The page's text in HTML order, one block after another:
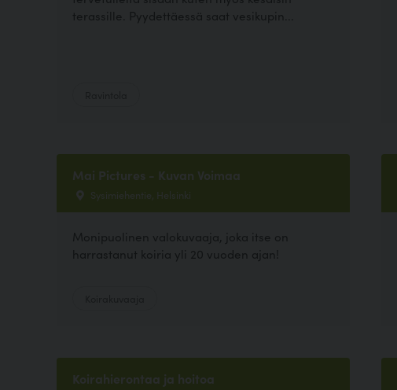
terassille. Pyydettäessä saat vesikupin...
Mai Pictures - Kuvan Voimaa
Sysimiehentie, Helsinki
Monipuolinen valokuvaaja, joka itse on
harrastanut koiria yli 20 vuoden ajan!
Koirahierontaa ja hoitoa